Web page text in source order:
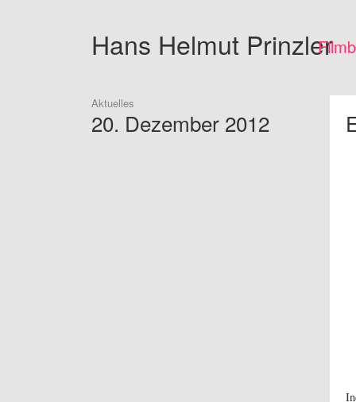
Hans Helmut Prinzler
Aktuelles
20. Dezember 2012